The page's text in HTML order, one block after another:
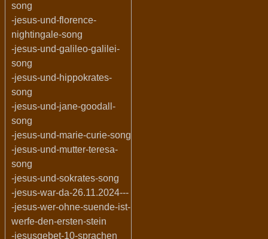
song
-jesus-und-florence-
nightingale-song
-jesus-und-galileo-galilei-
song
-jesus-und-hippokrates-
song
-jesus-und-jane-goodall-
song
-jesus-und-marie-curie-song
-jesus-und-mutter-teresa-
song
-jesus-und-sokrates-song
-jesus-war-da-26.11.2024---
-jesus-wer-ohne-suende-ist-
werfe-den-ersten-stein
-jesusgebet-10-sprachen